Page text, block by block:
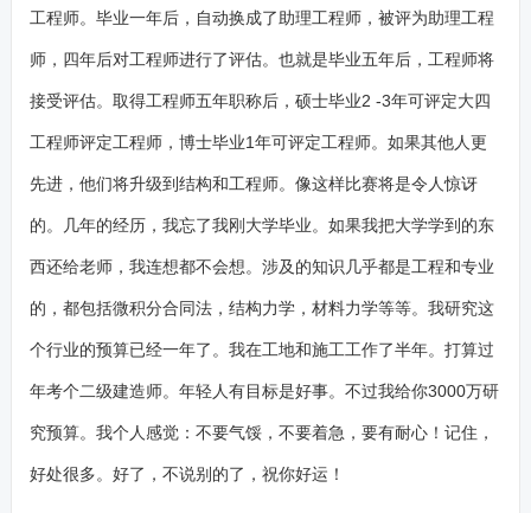
工程师。毕业一年后，自动换成了助理工程师，被评为助理工程
师，四年后对工程师进行了评估。也就是毕业五年后，工程师将
接受评估。取得工程师五年职称后，硕士毕业2 -3年可评定大四
工程师评定工程师，博士毕业1年可评定工程师。如果其他人更
先进，他们将升级到结构和工程师。像这样比赛将是令人惊讶
的。几年的经历，我忘了我刚大学毕业。如果我把大学学到的东
西还给老师，我连想都不会想。涉及的知识几乎都是工程和专业
的，都包括微积分合同法，结构力学，材料力学等等。我研究这
个行业的预算已经一年了。我在工地和施工工作了半年。打算过
年考个二级建造师。年轻人有目标是好事。不过我给你3000万研
究预算。我个人感觉：不要气馁，不要着急，要有耐心！记住，
好处很多。好了，不说别的了，祝你好运！